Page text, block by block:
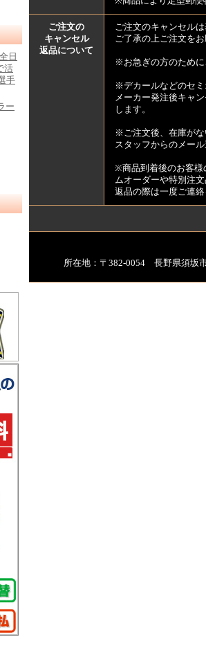
日
活
手
ー
ご注文の
キャンセル
返品について
ご注文のキャンセル
ご了承の上ご注文をお
※お急ぎの方のために
※デカールなどのセミ
メーカー発注後キャ
します。
※ご注文後、在庫がな
スタッフからのメー
※商品到着後のお客様
ムオーダーや特別注文
返品の際は一度ご連絡
所在地：〒382-0054 長野県須坂